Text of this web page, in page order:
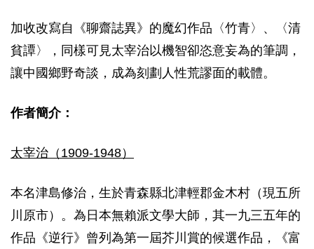
加收改寫自《聊齋誌異》的魔幻作品〈竹青〉、〈清
貧譚〉，同樣可見太宰治以機智卻恣意妄為的筆調，
讓中國鄉野奇談，成為刻劃人性荒謬面的載體。
作者簡介：
太宰治（1909-1948）
本名津島修治，生於青森縣北津輕郡金木村（現五所
川原市）。為日本無賴派文學大師，其一九三五年的
作品《逆行》曾列為第一屆芥川賞的候選作品，《富